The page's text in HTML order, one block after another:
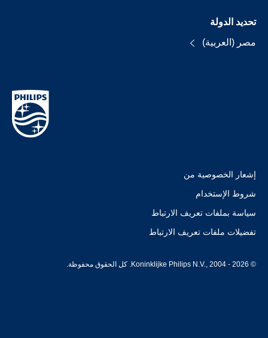
تحديد الدولة
مصر (العربية)
إشعار الخصوصية من
شروط الإستخدام
سياسة بملفات تعريف الارتباط
تفضيلات ملفات تعريف الارتباط
© Koninklijke Philips N.V., 2004 - 2026. كل الحقوق محفوظة.